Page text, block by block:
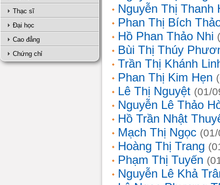
Thạc sĩ
Đại học
Cao đẳng
Chứng chỉ
Nguyễn Thị Thanh
Phan Thị Bích
Hồ Phan Thảo Nhi
Bùi Thị Thúy
Trần Thị Khánh
Phan Thị Kim Hẹn
Lê Thị Nguyệt (01/
Nguyễn Lê Thảo
Hồ Trần Nhật
Mạch Thị Ngọc
Hoàng Thị Trang
Phạm Thị Tuyến
Nguyễn Lê Khả